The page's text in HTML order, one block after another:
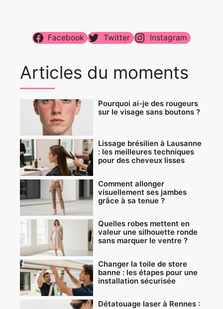
Facebook Twitter Instagram
Articles du moments
Pourquoi ai-je des rougeurs
sur le visage sans boutons ?
Lissage brésilien à Lausanne
: les meilleures techniques
pour des cheveux lisses
Comment allonger
visuellement ses jambes
grâce à sa tenue ?
Quelles robes mettent en
valeur une silhouette ronde
sans marquer le ventre ?
Changer la toile de store
banne : les étapes pour une
installation sécurisée
Détatouage laser à Rennes :